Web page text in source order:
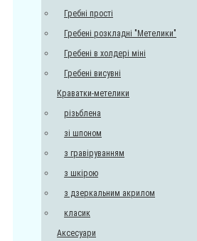
Гребні прості
Гребені розкладні "Метелики"
Гребені в холдері міні
Гребені висувні
Краватки-метелики
різьблена
зі шпоном
з гравіруванням
з шкірою
з дзеркальним акрилом
класик
Аксесуари